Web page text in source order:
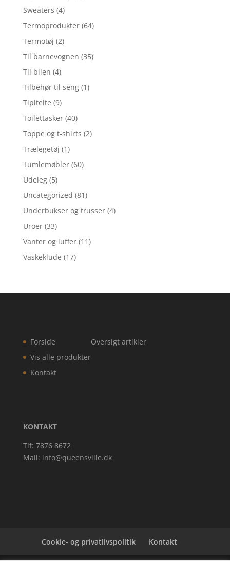
Sweaters (4)
Termoprodukter (64)
Termotøj (2)
Til barnevognen (35)
Til bilen (4)
Tilbehør til seng (1)
Tipitelte (9)
Toilettasker (40)
Toppe og t-shirts (2)
Trælegetøj (1)
Tumlemøbler (60)
Udeleg (5)
Uncategorized (81)
Underbukser og trusser (4)
Uroer (33)
Vanter og luffer (11)
Vaskeklude (17)
Forside
Vis alle produkter
Kontakt
Oversigt artikler
KONTAKT
Tlf: 7876 8672
Mail: info@queensville.dk
Cookie- og privatlivspolitik Kontakt